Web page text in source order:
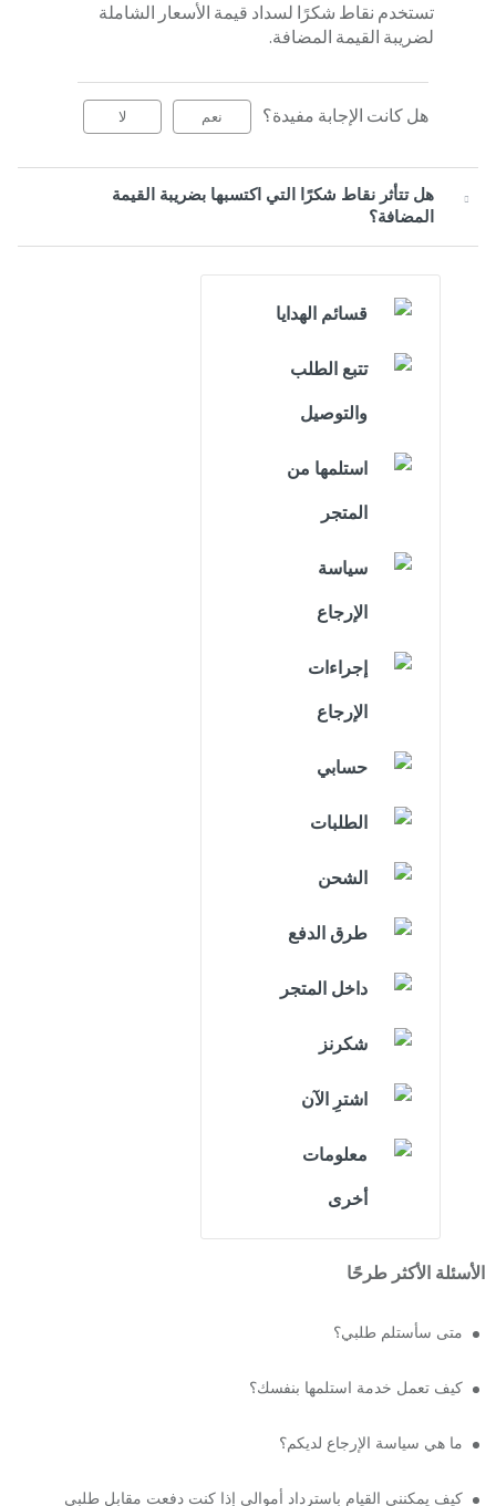
تستخدم نقاط شكرًا لسداد قيمة الأسعار الشاملة
لضريبة القيمة المضافة.
هل كانت الإجابة مفيدة؟ نعم لا
هل تتأثر نقاط شكرًا التي اكتسبها بضريبة القيمة
المضافة؟
قسائم الهدايا
تتبع الطلب
والتوصيل
استلمها من
المتجر
سياسة
الإرجاع
إجراءات
الإرجاع
حسابي
الطلبات
الشحن
طرق الدفع
داخل المتجر
شكرنز
اشترِ الآن
معلومات
أخرى
الأسئلة الأكثر طرحًا
متى سأستلم طلبي؟
كيف تعمل خدمة استلمها بنفسك؟
ما هي سياسة الإرجاع لديكم؟
كيف يمكنني القيام باسترداد أموالي إذا كنت دفعت مقابل طلبي